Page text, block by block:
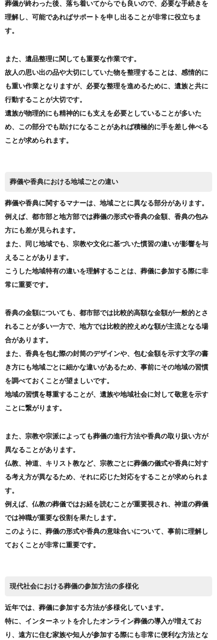
葬儀が終わった後、落ち着いてからでも良いので、必要な手続きを
理解し、可能であればサポートを申し出ることが非常に役立ちま
す。
また、遺品整理に関しても重要な作業です。
故人の思い出の品や大切にしていた物を整理することは、感情的に
も重い作業となりますが、必要な整理を進めるために、遺族と共に
行動することが大切です。
遺族が物理的にも精神的にも支えを必要としていることが多いた
め、この部分でも助けになることがあれば積極的に手を差し伸べる
ことが求められます。
葬儀や香典における地域ごとの違い
葬儀や香典に関するマナーは、地域ごとに異なる部分があります。
例えば、都市部と地方部では葬儀の形式や香典の金額、香典の包み
方にも差が見られます。
また、同じ地域でも、宗教や文化に基づいた慣習の違いが影響を与
えることがあります。
こうした地域特有の違いを理解することは、葬儀に参加する際に非
常に重要です。
香典の金額についても、都市部では比較的高額な金額が一般的とさ
れることが多い一方で、地方では比較的控えめな額が主流となる場
合があります。
また、香典を包む際の封筒のデザインや、包む金額を示す文字の書
き方にも地域ごとに細かな違いがあるため、事前にその地域の習慣
を調べておくことが望ましいです。
地域の習慣を尊重することが、遺族や地域社会に対して敬意を示す
ことに繋がります。
また、宗教や宗派によっても葬儀の進行方法や香典の取り扱い方が
異なることがあります。
仏教、神道、キリスト教など、宗教ごとに葬儀の儀式や香典に対す
る考え方が異なるため、それに応じた対応をすることが求められま
す。
例えば、仏教の葬儀ではお経を読むことが重要視され、神道の葬儀
では神職が重要な役割を果たします。
このように、葬儀の形式や香典の意味合いについて、事前に理解し
ておくことが非常に重要です。
現代社会における葬儀の参加方法の多様化
近年では、葬儀に参加する方法が多様化しています。
特に、インターネットを介したオンライン葬儀の導入が増えてお
り、遠方に住む家族や知人が参加する際にも非常に便利な方法とな